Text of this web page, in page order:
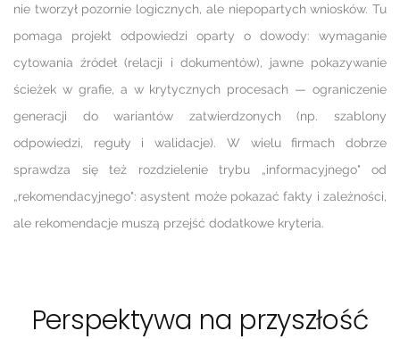
nie tworzył pozornie logicznych, ale niepopartych wniosków. Tu
pomaga projekt odpowiedzi oparty o dowody: wymaganie
cytowania źródeł (relacji i dokumentów), jawne pokazywanie
ścieżek w grafie, a w krytycznych procesach — ograniczenie
generacji do wariantów zatwierdzonych (np. szablony
odpowiedzi, reguły i walidacje). W wielu firmach dobrze
sprawdza się też rozdzielenie trybu „informacyjnego" od
„rekomendacyjnego": asystent może pokazać fakty i zależności,
ale rekomendacje muszą przejść dodatkowe kryteria.
Perspektywa na przyszłość